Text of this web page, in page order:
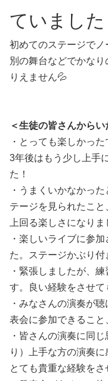
ていました
初めてのステージでノ
別の舞台などでかな
りえません💦
＜生徒の皆さんから
・とっても楽しかっ
3年後はもう少し上手
た！
・うまくいかなかっ
テージを見られたこ
上回る楽しさになりま
・楽しいライブに参
た。ステージかぶり付
・緊張しましたが、
す。良い経験をさせて
・みなさんの演奏が
表会に参加できるこ
・皆さんの演奏に同
り）上手な方の演奏に
とても貴重な経験をさ